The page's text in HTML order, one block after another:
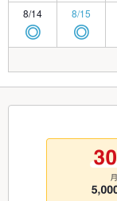
8/14
◎
8/15
◎
◎ ◎
8/28 8/29